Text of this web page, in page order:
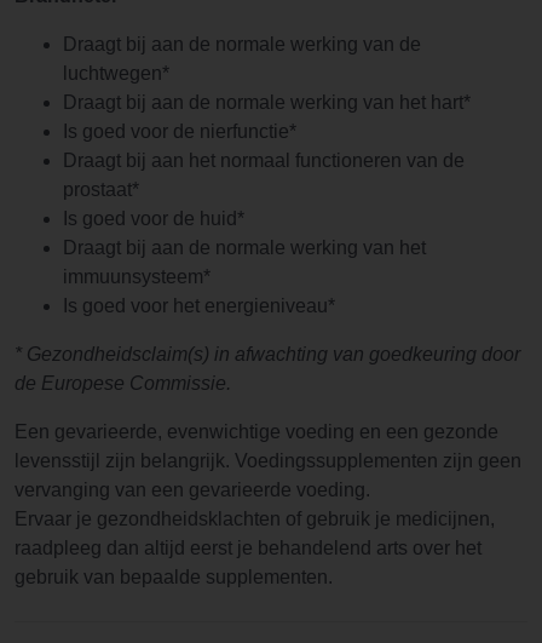
Draagt bij aan de normale werking van de
luchtwegen*
Draagt bij aan de normale werking van het hart*
Is goed voor de nierfunctie*
Draagt bij aan het normaal functioneren van de
prostaat*
Is goed voor de huid*
Draagt bij aan de normale werking van het
immuunsysteem*
Is goed voor het energieniveau*
* Gezondheidsclaim(s) in afwachting van goedkeuring door
de Europese Commissie.
Een gevarieerde, evenwichtige voeding en een gezonde
levensstijl zijn belangrijk. Voedingssupplementen zijn geen
vervanging van een gevarieerde voeding.
Ervaar je gezondheidsklachten of gebruik je medicijnen,
raadpleeg dan altijd eerst je behandelend arts over het
gebruik van bepaalde supplementen.